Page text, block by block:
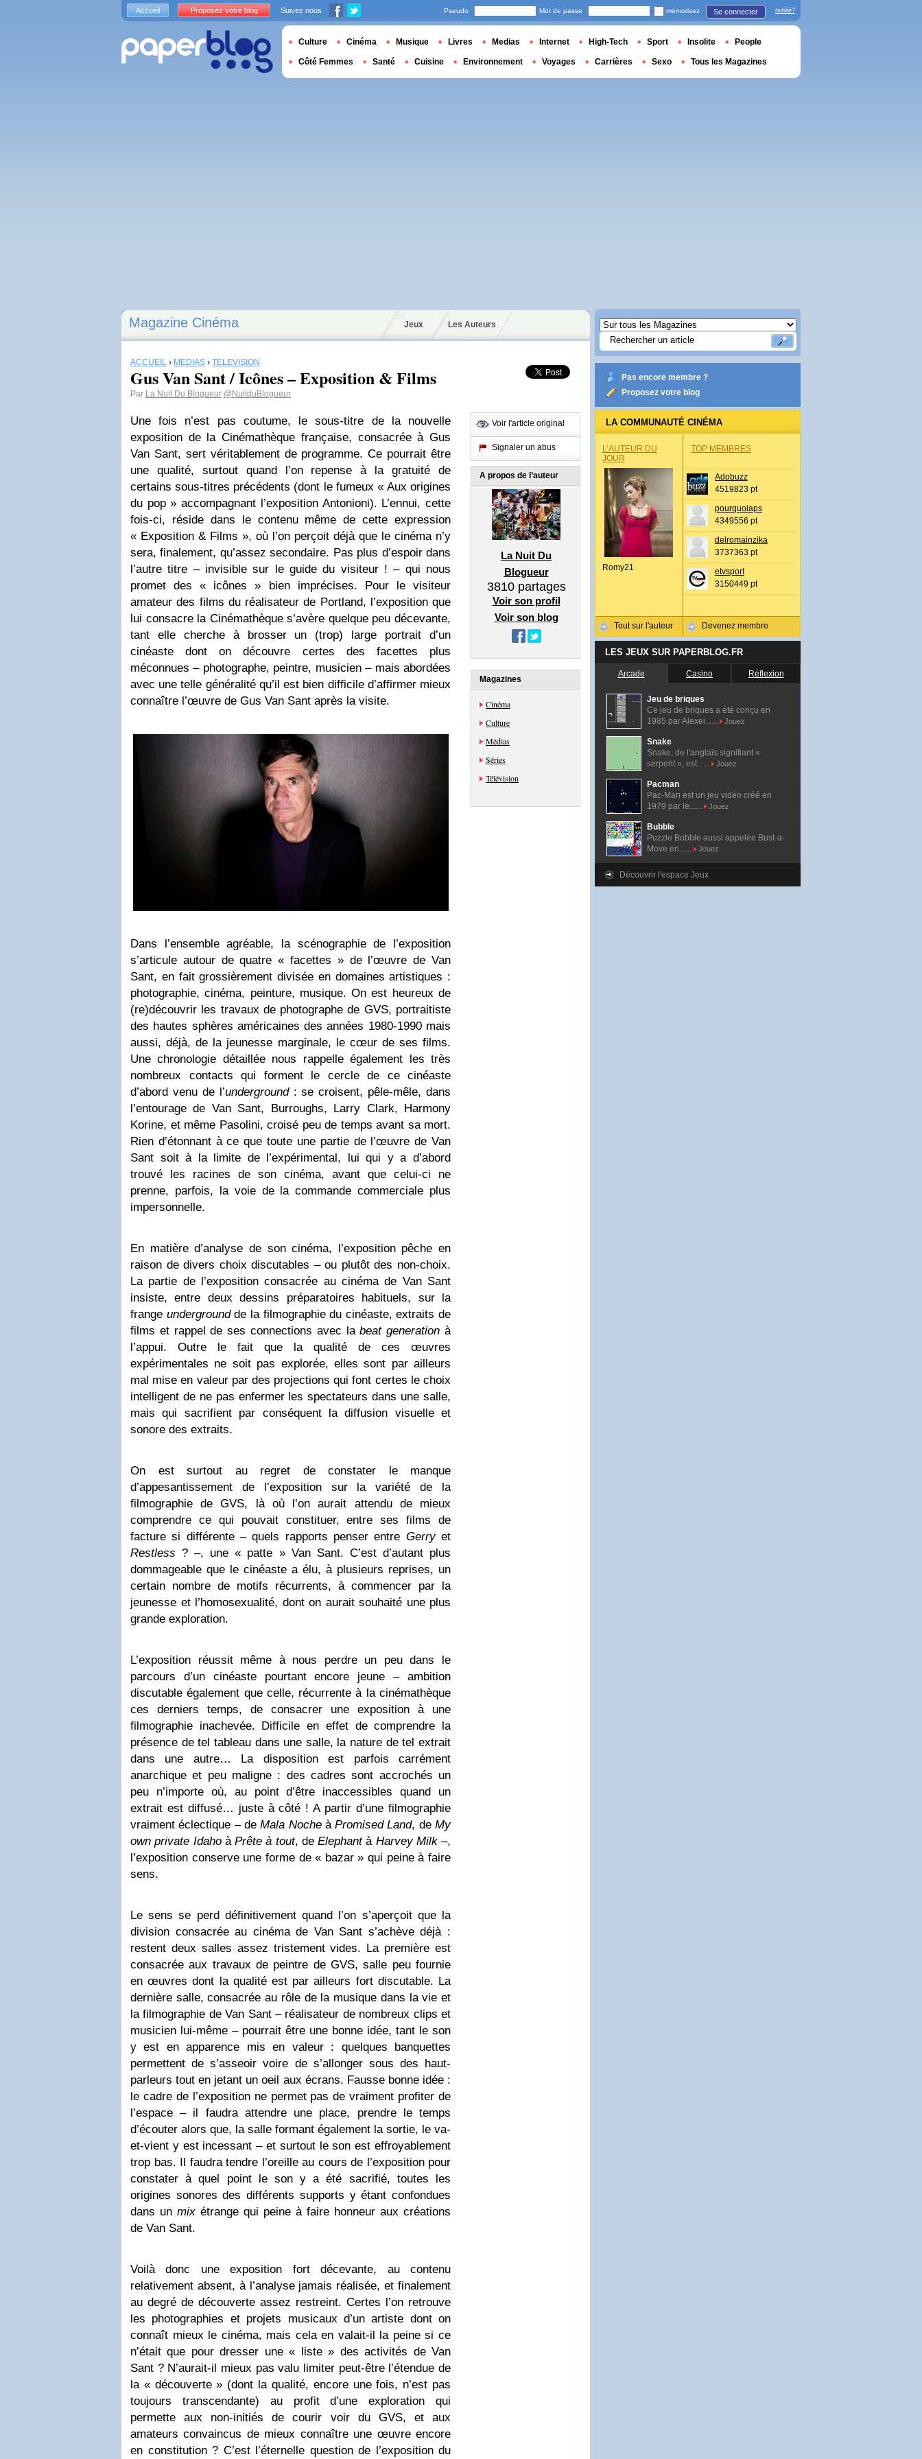
Magazine Cinéma Jeux Les Auteurs
ACCUEIL › MÉDIAS › TÉLÉVISION
Gus Van Sant / Icônes – Exposition & Films
Par La Nuit Du Blogueur @NuitduBlogueur
Une fois n’est pas coutume, le sous-titre de la nouvelle
exposition de la Cinémathèque française, consacrée à Gus
Van Sant, sert véritablement de programme. Ce pourrait être
une qualité, surtout quand l’on repense à la gratuité de
certains sous-titres précédents (dont le fumeux « Aux origines
du pop » accompagnant l’exposition Antonioni). L’ennui, cette
fois-ci, réside dans le contenu même de cette expression
« Exposition & Films », où l’on perçoit déjà que le cinéma n’y
sera, finalement, qu’assez secondaire. Pas plus d’espoir dans
l’autre titre – invisible sur le guide du visiteur ! – qui nous
promet des « icônes » bien imprécises. Pour le visiteur
amateur des films du réalisateur de Portland, l’exposition que
lui consacre la Cinémathèque s’avère quelque peu décevante,
tant elle cherche à brosser un (trop) large portrait d’un
cinéaste dont on découvre certes des facettes plus
méconnues – photographe, peintre, musicien – mais abordées
avec une telle généralité qu’il est bien difficile d’affirmer mieux
connaître l’œuvre de Gus Van Sant après la visite.
Dans l’ensemble agréable, la scénographie de l’exposition
s’articule autour de quatre « facettes » de l’œuvre de Van
Sant, en fait grossièrement divisée en domaines artistiques :
photographie, cinéma, peinture, musique. On est heureux de
(re)découvrir les travaux de photographe de GVS, portraitiste
des hautes sphères américaines des années 1980-1990 mais
aussi, déjà, de la jeunesse marginale, le cœur de ses films.
Une chronologie détaillée nous rappelle également les très
nombreux contacts qui forment le cercle de ce cinéaste
d’abord venu de l’underground: se croisent, pêle-mêle, dans
l’entourage de Van Sant, Burroughs, Larry Clark, Harmony
Korine, et même Pasolini, croisé peu de temps avant sa mort.
Rien d’étonnant à ce que toute une partie de l’œuvre de Van
Sant soit à la limite de l’expérimental, lui qui y a d’abord
trouvé les racines de son cinéma, avant que celui-ci ne
prenne, parfois, la voie de la commande commerciale plus
impersonnelle.
En matière d’analyse de son cinéma, l’exposition pêche en
raison de divers choix discutables – ou plutôt des non-choix.
La partie de l’exposition consacrée au cinéma de Van Sant
insiste, entre deux dessins préparatoires habituels, sur la
frange undergroundde la filmographie du cinéaste, extraits de
films et rappel de ses connections avec labeat generation à
l’appui. Outre le fait que la qualité de ces œuvres
expérimentales ne soit pas explorée, elles sont par ailleurs
mal mise en valeur par des projections qui font certes le choix
intelligent de ne pas enfermer les spectateurs dans une salle,
mais qui sacrifient par conséquent la diffusion visuelle et
sonore des extraits.
On est surtout au regret de constater le manque
d’appesantissement de l’exposition sur la variété de la
filmographie de GVS, là où l’on aurait attendu de mieux
comprendre ce qui pouvait constituer, entre ses films de
facture si différente – quels rapports penser entre Gerryet
Restless ? –, une « patte » Van Sant. C’est d’autant plus
dommageable que le cinéaste a élu, à plusieurs reprises, un
certain nombre de motifs récurrents, à commencer par la
jeunesse et l’homosexualité, dont on aurait souhaité une plus
grande exploration.
L’exposition réussit même à nous perdre un peu dans le
parcours d’un cinéaste pourtant encore jeune – ambition
discutable également que celle, récurrente à la cinémathèque
ces derniers temps, de consacrer une exposition à une
filmographie inachevée. Difficile en effet de comprendre la
présence de tel tableau dans une salle, la nature de tel extrait
dans une autre… La disposition est parfois carrément
anarchique et peu maligne : des cadres sont accrochés un
peu n’importe où, au point d’être inaccessibles quand un
extrait est diffusé… juste à côté ! A partir d’une filmographie
vraiment éclectique – deMala NocheàPromised Land, deMy
own private Idahoà Prête à tout, de Elephantà Harvey Milk–,
l’exposition conserve une forme de « bazar » qui peine à faire
sens.
Le sens se perd définitivement quand l’on s’aperçoit que la
division consacrée au cinéma de Van Sant s’achève déjà :
restent deux salles assez tristement vides. La première est
consacrée aux travaux de peintre de GVS, salle peu fournie
en œuvres dont la qualité est par ailleurs fort discutable. La
dernière salle, consacrée au rôle de la musique dans la vie et
la filmographie de Van Sant – réalisateur de nombreux clips et
musicien lui-même – pourrait être une bonne idée, tant le son
y est en apparence mis en valeur : quelques banquettes
permettent de s’asseoir voire de s’allonger sous des haut-
parleurs tout en jetant un oeil aux écrans. Fausse bonne idée :
le cadre de l’exposition ne permet pas de vraiment profiter de
l’espace – il faudra attendre une place, prendre le temps
d’écouter alors que, la salle formant également la sortie, le va-
et-vient y est incessant – et surtout le son est effroyablement
trop bas. Il faudra tendre l’oreille au cours de l’exposition pour
constater à quel point le son y a été sacrifié, toutes les
origines sonores des différents supports y étant confondues
dans un mix étrange qui peine à faire honneur aux créations
de Van Sant.
Voilà donc une exposition fort décevante, au contenu
relativement absent, à l’analyse jamais réalisée, et finalement
au degré de découverte assez restreint. Certes l’on retrouve
les photographies et projets musicaux d’un artiste dont on
connaît mieux le cinéma, mais cela en valait-il la peine si ce
n’était que pour dresser une « liste » des activités de Van
Sant ? N’aurait-il mieux pas valu limiter peut-être l’étendue de
la « découverte » (dont la qualité, encore une fois, n’est pas
toujours transcendante) au profit d’une exploration qui
permette aux non-initiés de courir voir du GVS, et aux
amateurs convaincus de mieux connaître une œuvre encore
en constitution ? C’est l’éternelle question de l’exposition du
Voir l'article original
Signaler un abus
A propos de l’auteur
La Nuit Du
Blogueur
3810partages
Voir son profil
Voir son blog
Magazines
Cinéma
Culture
Médias
Séries
Télévision
Pas encore membre ?
Proposez votre blog
LA COMMUNAUTÉ CINÉMA
L’AUTEUR DU
JOUR
Romy21
Tout sur l'auteur
TOP MEMBRES
Adobuzz
4519823 pt
pourquoiaps
4349556 pt
delromainzika
3737363 pt
etvsport
3150449 pt
Devenez membre
LES JEUX SUR PAPERBLOG.FR
Arcade Casino Réflexion
Jeu de briques
Ce jeu de briques a été conçu en
1985 par Alexei......
Jouez
Snake
Snake, de l'anglais signifiant «
serpent », est......
Jouez
Pacman
Pac-Man est un jeu vidéo créé en
1979 par le......
Jouez
Bubble
Puzzle Bobble aussi appelée Bust-a-
Move en......
Jouez
Découvrir l'espace Jeux
Accueil Proposez votre blog Suivez nous Pseudo Mot de passe mémorisez Se connecter oublié?
Culture Cinéma Musique Livres Medias Internet High-Tech Sport Insolite People
Côté Femmes Santé Cuisine Environnement Voyages Carrières Sexo Tous les Magazines